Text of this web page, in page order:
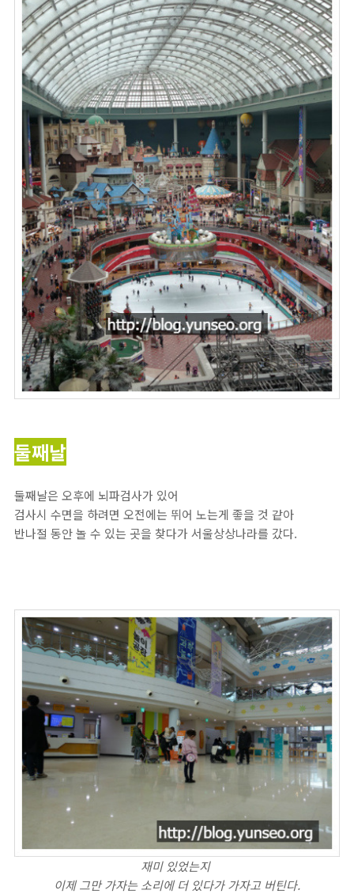
둘째날
둘째날은 오후에 뇌파검사가 있어
검사시 수면을 하려면 오전에는 뛰어 노는게 좋을 것 같아
반나절 동안 놀 수 있는 곳을 찾다가 서울상상나라를 갔다.
재미 있었는지
이제 그만 가자는 소리에 더 있다가 가자고 버틴다.